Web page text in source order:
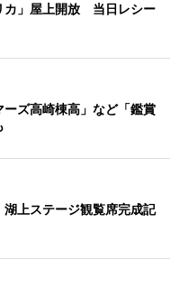
カ」屋上開放 当日レシー
ズ高崎棟高」など「鑑賞
上ステージ観覧席完成記